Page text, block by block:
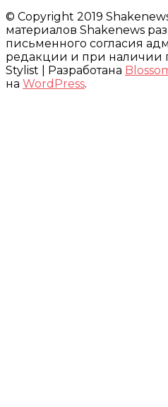
© Copyright 2019
материалов Shakenews
письменного согласия
редакции и при наличии
Stylist | Разработана
на WordPress.